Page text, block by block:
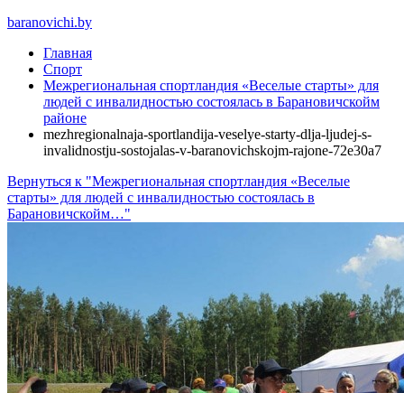
baranovichi.by
Главная
Спорт
Межрегиональная спортландия «Веселые старты» для
людей с инвалидностью состоялась в Барановичскойм
районе
mezhregionalnaja-sportlandija-veselye-starty-dlja-ljudej-s-
invalidnostju-sostojalas-v-baranovichskojm-rajone-72e30a7
Вернуться к "Межрегиональная спортландия «Веселые
старты» для людей с инвалидностью состоялась в
Барановичскойм…"